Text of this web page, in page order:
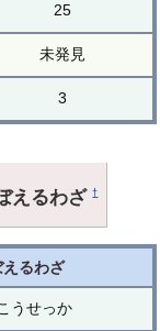
25
未発見
3
えるわざ†
えるわざ
うせっか